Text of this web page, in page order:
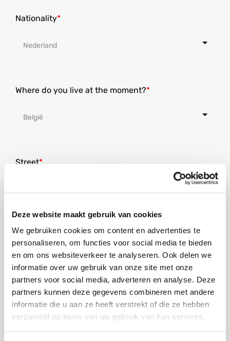
Deze website maakt gebruik van cookies
We gebruiken cookies om content en advertenties te
personaliseren, om functies voor social media te bieden
en om ons websiteverkeer te analyseren. Ook delen we
informatie over uw gebruik van onze site met onze
partners voor social media, adverteren en analyse. Deze
partners kunnen deze gegevens combineren met andere
informatie die u aan ze heeft verstrekt of die ze hebben
verzameld op basis van uw gebruik van hun services.
Nationality
Where do you live at the moment?
Street
Addition